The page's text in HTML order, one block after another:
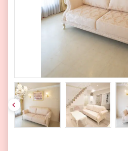
pre
v